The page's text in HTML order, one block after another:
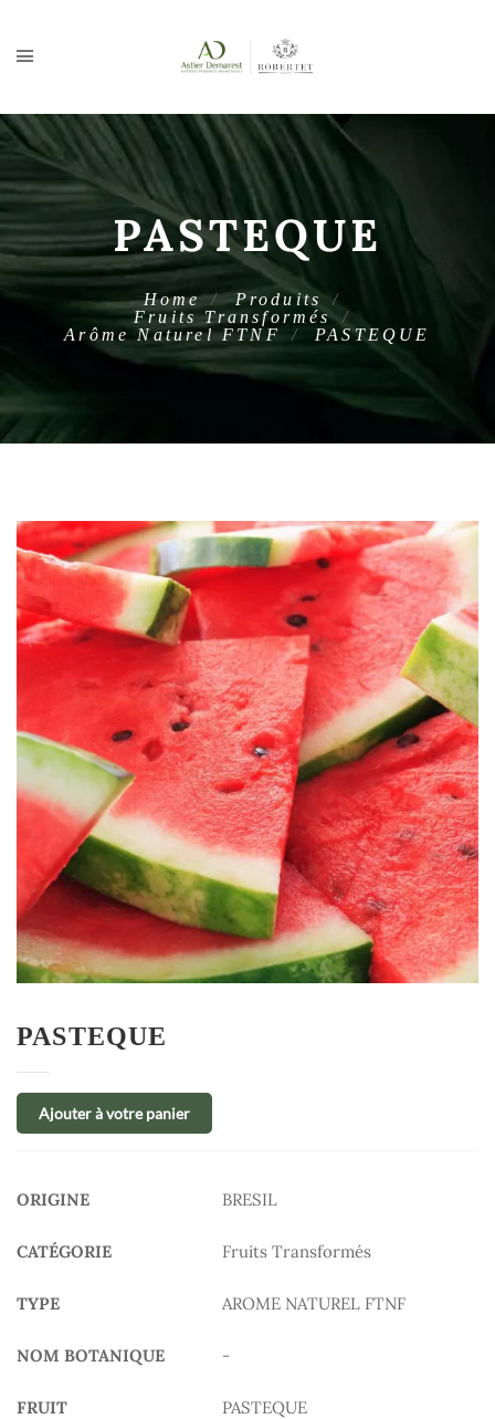
PASTEQUE
Home
Produits
Fruits Transformés
Arôme Naturel FTNF
PASTEQUE
PASTEQUE
Ajouter à votre panier
ORIGINE BRESIL
CATÉGORIE Fruits Transformés
TYPE AROME NATUREL FTNF
NOM BOTANIQUE -
FRUIT PASTEQUE